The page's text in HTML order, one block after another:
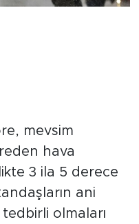
mevsim
hava
3 ila 5 derece
ani
olmaları